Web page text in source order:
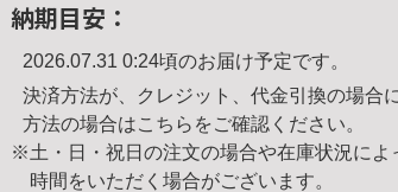
納期目安：
2026.07.31 0:24頃のお届け予定です。
決済方法が、クレジット、代金引換の場合
方法の場合はこちら をご確認ください。
※土・日・祝日の注文の場合や在庫状況によ
時間をいただく場合がございます。